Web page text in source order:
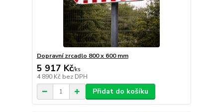
Dopravní zrcadlo 800 x 600 mm
5 917 Kč/ks
4 890 Kč bez DPH
Přidat do košíku